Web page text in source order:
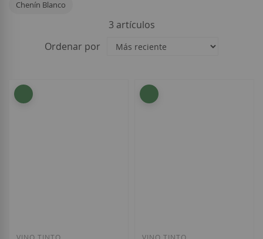
Chenín Blanco
3 artículos
Ordenar por